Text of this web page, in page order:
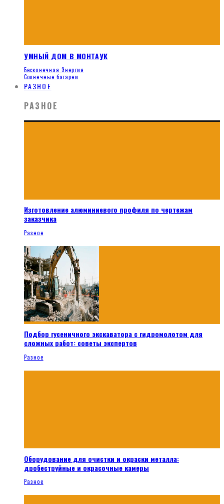
УМНЫЙ ДОМ В МОНТАУК
Бесконечная Энергия
Солнечные батареи
РАЗНОЕ
РАЗНОЕ
Изготовление алюминиевого профиля по чертежам
заказчика
Разное
Подбор гусеничного экскаватора с гидромолотом для
сложных работ: советы экспертов
Разное
Оборудование для очистки и окраски металла:
дробеструйные и окрасочные камеры
Разное